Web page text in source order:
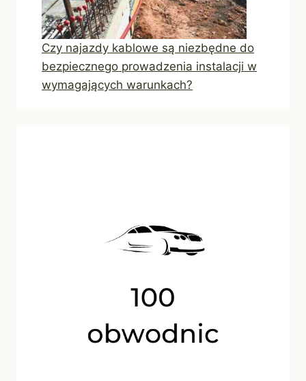
Czy najazdy kablowe są niezbędne do
bezpiecznego prowadzenia instalacji w
wymagających warunkach?